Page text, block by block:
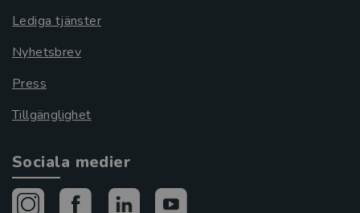
Lediga tjänster
Nyhetsbrev
Press
Tillgänglighet
Sociala medier